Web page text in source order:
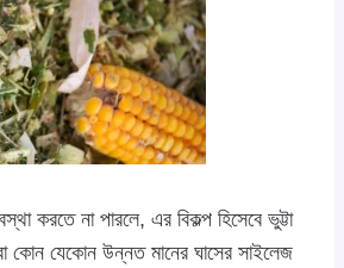
করতে না পারলে, এর বিকল্প হিসেবে ভুট্টা
কোন যেকোন উন্নত মানের ঘাসের সাইলেজ